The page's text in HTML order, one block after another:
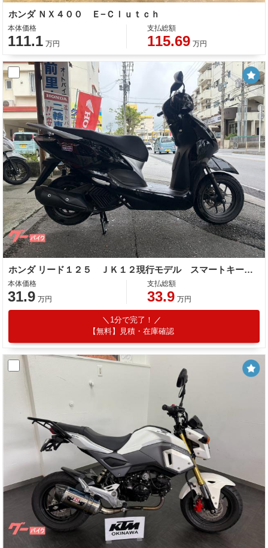
ホンダ ＮＸ４００ Ｅ−Ｃｌｕｔｃｈ
本体価格
111.1 万円
支払総額
115.69 万円
ホンダ リード１２５ ＪＫ１２現行モデル スマートキー ＬＥＤヘッドライト Ｔｙｐｅ−Ｃ
本体価格
31.9 万円
支払総額
33.9 万円
1分で完了！
【無料】見積・在庫確認